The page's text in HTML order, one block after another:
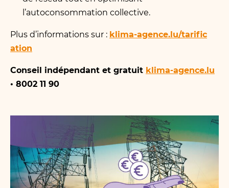
l’autoconsommation collective.
Plus d’informations sur : klima​-agence​.lu/​t​a​r​i​f​i​c​
ation
Conseil indépendant et gratuit klima​-agence​.lu
• 8002 11 90